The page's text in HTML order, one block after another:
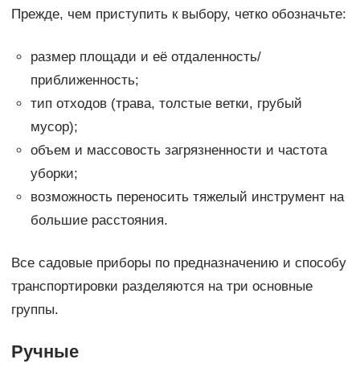
Прежде, чем приступить к выбору, четко обозначьте:
размер площади и её отдаленность/
приближенность;
тип отходов (трава, толстые ветки, грубый
мусор);
объем и массовость загрязненности и частота
уборки;
возможность переносить тяжелый инструмент на
большие расстояния.
Все садовые приборы по предназначению и способу
транспортировки разделяются на три основные
группы.
Ручные